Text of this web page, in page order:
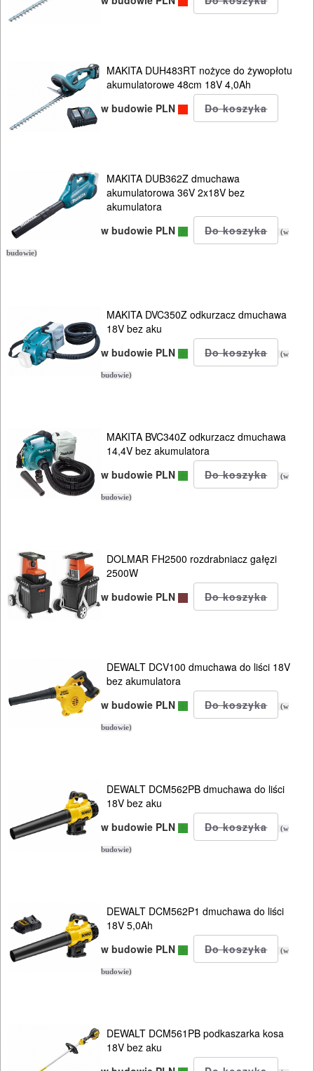
ELEKTRONARZĘDZIA
AKUMULATOROWE
DO
ELEKTRONARZĘDZI
MAGAZYNOWANIE
POMIAROWE
MAKITA DUH483RT nożyce do żywopłotu
akumulatorowe 48cm 18V 4,0Ah
w budowie PLN
MAKITA DUB362Z dmuchawa
akumulatorowa 36V 2x18V bez
akumulatora
w budowie PLN
(w
budowie)
MAKITA DVC350Z odkurzacz dmuchawa
18V bez aku
w budowie PLN
(w
budowie)
MAKITA BVC340Z odkurzacz dmuchawa
14,4V bez akumulatora
w budowie PLN
(w
budowie)
DOLMAR FH2500 rozdrabniacz gałęzi
2500W
w budowie PLN
DEWALT DCV100 dmuchawa do liści 18V
bez akumulatora
w budowie PLN
(w
budowie)
DEWALT DCM562PB dmuchawa do liści
18V bez aku
w budowie PLN
(w
budowie)
DEWALT DCM562P1 dmuchawa do liści
18V 5,0Ah
w budowie PLN
(w
budowie)
DEWALT DCM561PB podkaszarka kosa
18V bez aku